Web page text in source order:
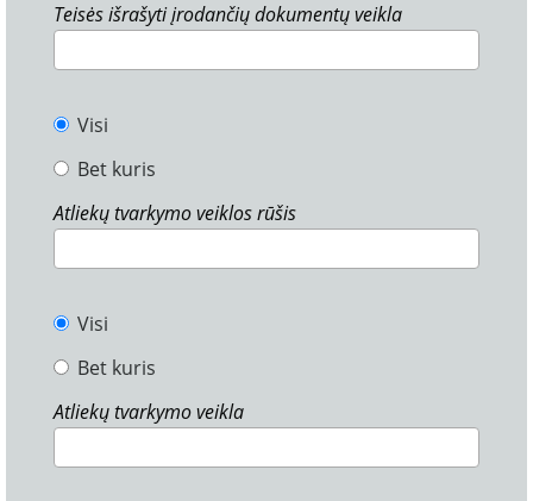
Teisės išrašyti įrodančių dokumentų veikla
Visi
Bet kuris
Atliekų tvarkymo veiklos rūšis
Visi
Bet kuris
Atliekų tvarkymo veikla